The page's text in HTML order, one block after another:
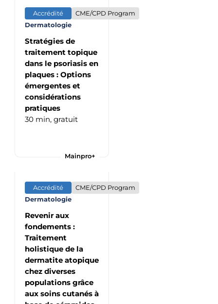
Accrédité
CME/CPD Program
Dermatologie
Stratégies de
traitement topique
dans le psoriasis en
plaques : Options
émergentes et
considérations
pratiques
30 min, gratuit
Mainpro+
Accrédité
CME/CPD Program
Dermatologie
Revenir aux
fondements :
Traitement
holistique de la
dermatite atopique
chez diverses
populations grâce
aux soins cutanés à